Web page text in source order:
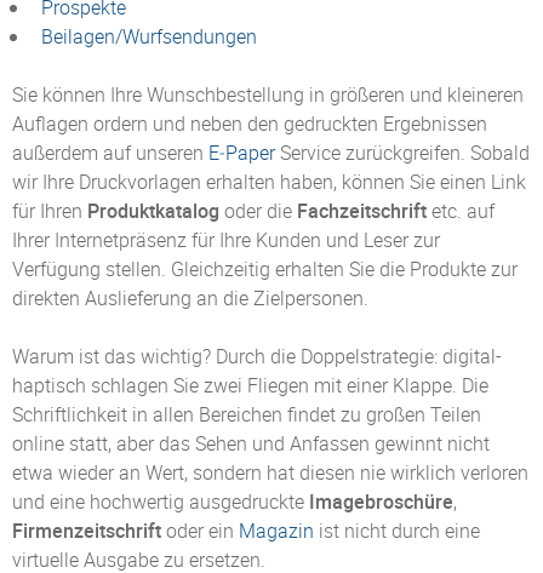
Prospekte
Beilagen/Wurfsendungen
Sie können Ihre Wunschbestellung in größeren und kleineren
Auflagen ordern und neben den gedruckten Ergebnissen
außerdem auf unseren E‑PaperService zurückgreifen. Sobald
wir Ihre Druckvorlagen erhalten haben, können Sie einen Link
für Ihren Produktkatalog oder die Fachzeitschriftetc. auf
Ihrer Internetpräsenz für Ihre Kunden und Leser zur
Verfügung stellen. Gleichzeitig erhalten Sie die Produkte zur
direkten Auslieferung an die Zielpersonen.
Warum ist das wichtig? Durch die Doppelstrategie: digital-
haptisch schlagen Sie zwei Fliegen mit einer Klappe. Die
Schriftlichkeit in allen Bereichen findet zu großen Teilen
online statt, aber das Sehen und Anfassen gewinnt nicht
etwa wieder an Wert, sondern hat diesen nie wirklich verloren
und eine hochwertig ausgedruckte Imagebroschüre,
Firmenzeitschriftoder ein Magazin ist nicht durch eine
virtuelle Ausgabe zu ersetzen.